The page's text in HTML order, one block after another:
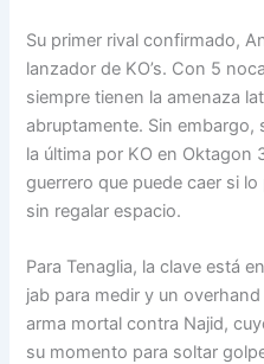
Su primer rival confirmado,
lanzador de KO’s. Con 5
siempre tienen la amenaza
abruptamente. Sin embargo,
la última por KO en Oktagon
guerrero que puede caer si
sin regalar espacio.
Para Tenaglia, la clave está
jab para medir y un
arma mortal contra Najid,
su momento para soltar